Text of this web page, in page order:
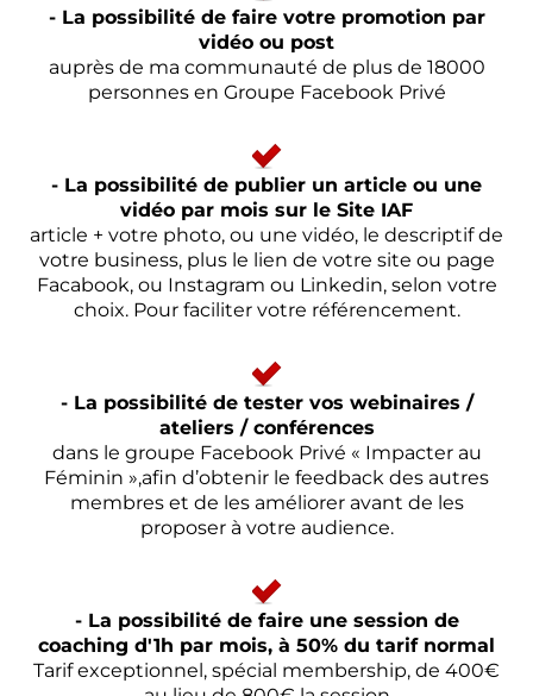
- La possibilité de faire votre promotion par
vidéo ou post
auprès de ma communauté de plus de 18000
personnes en Groupe Facebook Privé
- La possibilité de publier un article ou une
vidéo par mois sur le Site IAF
article + votre photo, ou une vidéo, le descriptif de
votre business, plus le lien de votre site ou page
Facabook, ou Instagram ou Linkedin, selon votre
choix. Pour faciliter votre référencement.
- La possibilité de tester vos webinaires /
ateliers / conférences
dans le groupe Facebook Privé « Impacter au
Féminin »,afin d’obtenir le feedback des autres
membres et de les améliorer avant de les
proposer à votre audience.
- La possibilité de faire une session de
coaching d'1h par mois, à 50% du tarif normal
Tarif exceptionnel, spécial membership, de 400€